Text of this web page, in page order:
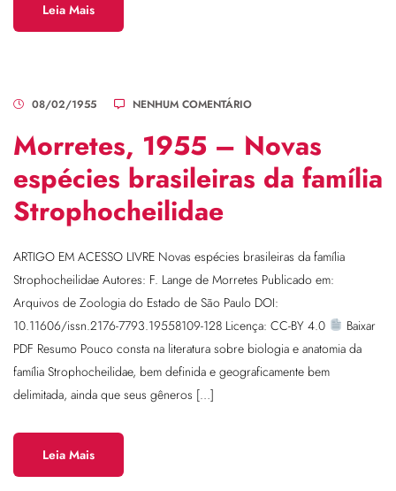
Leia Mais
08/02/1955 NENHUM COMENTÁRIO
Morretes, 1955 – Novas
espécies brasileiras da família
Strophocheilidae
ARTIGO EM ACESSO LIVRE Novas espécies brasileiras da família
Strophocheilidae Autores: F. Lange de Morretes Publicado em:
Arquivos de Zoologia do Estado de São Paulo DOI:
10.11606/issn.2176-7793.19558109-128 Licença: CC-BY 4.0
Baixar
PDF Resumo Pouco consta na literatura sobre biologia e anatomia da
família Strophocheilidae, bem definida e geograficamente bem
delimitada, ainda que seus gêneros […]
Leia Mais